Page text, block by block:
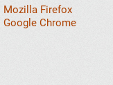
Mozilla Firefox
Google Chrome